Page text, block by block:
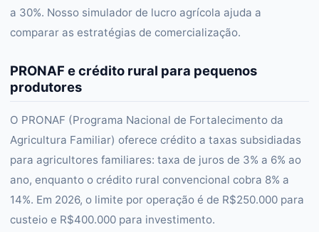
a 30%. Nosso simulador de lucro agrícola ajuda a
comparar as estratégias de comercialização.
PRONAF e crédito rural para pequenos
produtores
O PRONAF (Programa Nacional de Fortalecimento da
Agricultura Familiar) oferece crédito a taxas subsidiadas
para agricultores familiares: taxa de juros de 3% a 6% ao
ano, enquanto o crédito rural convencional cobra 8% a
14%. Em 2026, o limite por operação é de R$250.000 para
custeio e R$400.000 para investimento.